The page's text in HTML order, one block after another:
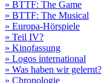
» BTTF: The Game
» BTTF: The Musical
» Europa-Hörspiele
» Teil IV?
» Kinofassung
» Logos international
» Was haben wir gelernt?
» Chronologie